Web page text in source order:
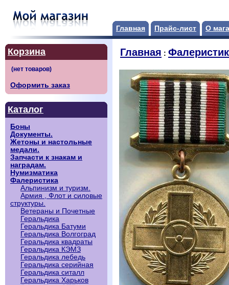
Главная Прайс-лист О
Корзина
Оформить заказ
Каталог
Боны
Документы.
Жетоны и настольные
медали.
Запчасти к знакам и
наградам.
Нумизматика
Фалеристика
Альпинизм и туризм.
Армия , Флот и силовые
структуры.
Ветераны и Почетные
Геральдика
Геральдика Батуми
Геральдика Волгоград
Геральдика квадраты
Геральдика КЭМЗ
Геральдика лебедь
Геральдика серийная
Геральдика ситалл
Геральдика Харьков
Главная :